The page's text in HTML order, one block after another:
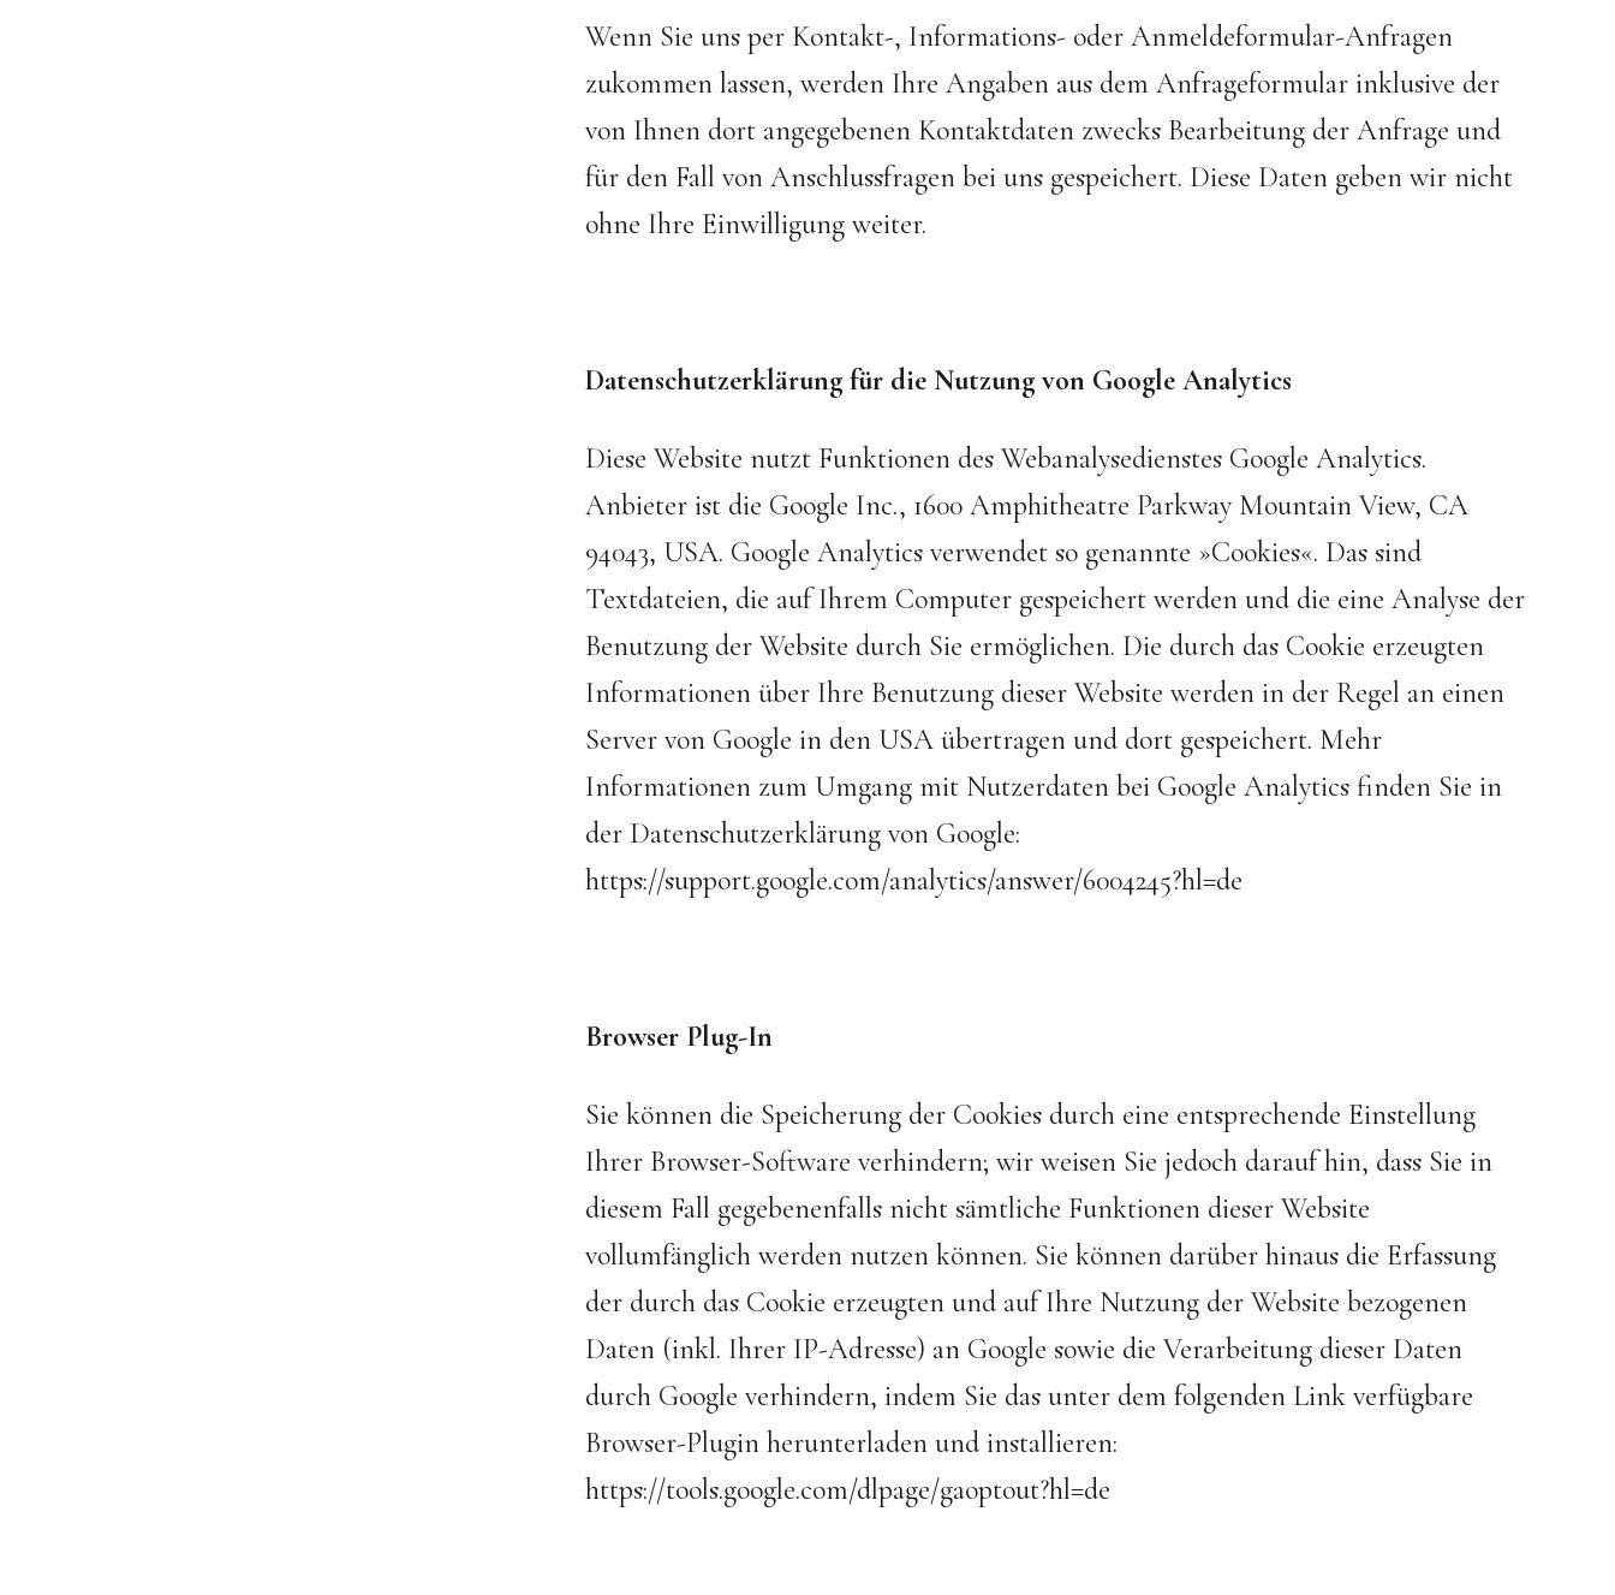
Wenn Sie uns per Kontakt-, Informations- oder Anmeldeformular-Anfragen
zukommen lassen, werden Ihre Angaben aus dem Anfrageformular inklusive der
von Ihnen dort angegebenen Kontaktdaten zwecks Bearbeitung der Anfrage und
für den Fall von Anschlussfragen bei uns gespeichert. Diese Daten geben wir nicht
ohne Ihre Einwilligung weiter.
Datenschutzerklärung für die Nutzung von Google Analytics
Diese Website nutzt Funktionen des Webanalysedienstes Google Analytics.
Anbieter ist die Google Inc., 1600 Amphitheatre Parkway Mountain View, CA
94043, USA. Google Analytics verwendet so genannte »Cookies«. Das sind
Textdateien, die auf Ihrem Computer gespeichert werden und die eine Analyse der
Benutzung der Website durch Sie ermöglichen. Die durch das Cookie erzeugten
Informationen über Ihre Benutzung dieser Website werden in der Regel an einen
Server von Google in den USA übertragen und dort gespeichert. Mehr
Informationen zum Umgang mit Nutzerdaten bei Google Analytics finden Sie in
der Datenschutzerklärung von Google:
https://support.google.com/analytics/answer/6004245?hl=de
Browser Plug-In
Sie können die Speicherung der Cookies durch eine entsprechende Einstellung
Ihrer Browser-Software verhindern; wir weisen Sie jedoch darauf hin, dass Sie in
diesem Fall gegebenenfalls nicht sämtliche Funktionen dieser Website
vollumfänglich werden nutzen können. Sie können darüber hinaus die Erfassung
der durch das Cookie erzeugten und auf Ihre Nutzung der Website bezogenen
Daten (inkl. Ihrer IP-Adresse) an Google sowie die Verarbeitung dieser Daten
durch Google verhindern, indem Sie das unter dem folgenden Link verfügbare
Browser-Plugin herunterladen und installieren:
https://tools.google.com/dlpage/gaoptout?hl=de